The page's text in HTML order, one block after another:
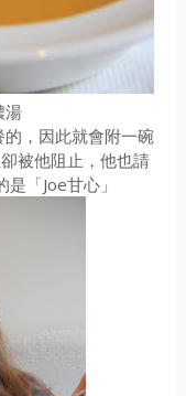
湯
，因此就會附一碗
被他阻止，他也請
「Joe甘心」